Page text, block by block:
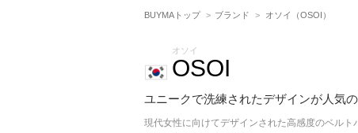
BUYMAトップ ブランド オソイ（OSOI）
オソイ
OSOI
ユニークで洗練されたデザインが人気
現代女性に向けてデザインされた高感度のベル